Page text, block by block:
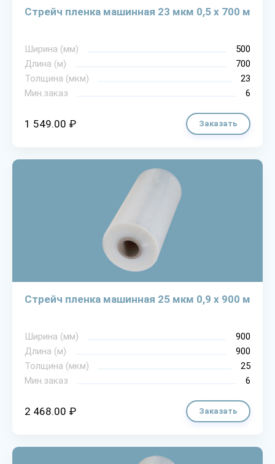
Стрейч пленка машинная 23 мкм 0,5 х 700 м
Ширина (мм)
500
Длина (м)
700
Толщина (мкм)
23
Мин.заказ
6
1 549.00 ₽ Заказать
Стрейч пленка машинная 25 мкм 0,9 х 900 м
Ширина (мм)
900
Длина (м)
900
Толщина (мкм)
25
Мин.заказ
6
2 468.00 ₽ Заказать